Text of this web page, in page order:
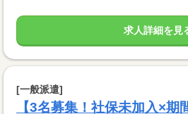
求人詳細を見
[一般派遣]
【3名募集！社保未加入×期